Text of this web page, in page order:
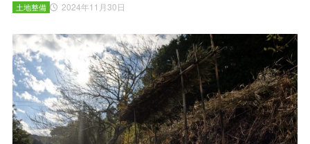
2024年11月30日
土地整備